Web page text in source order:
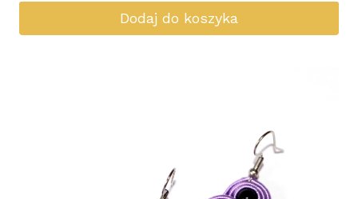
Dodaj do koszyka